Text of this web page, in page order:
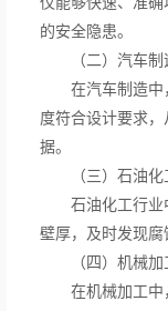
的安全隐患。
（二）汽车制
在汽车制造中，
度符合设计要求
据。
（三）石油化
石油化工行业中
壁厚，及时发现腐
（四）机械加
在机械加工中，